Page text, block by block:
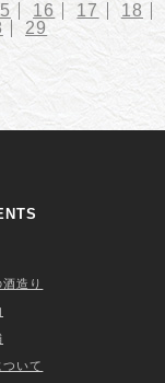
16 17 18
29
造り
いて